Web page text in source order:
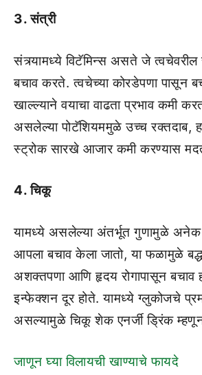
3. संत्री
संत्र्यामध्ये विटॅमिन्स असते जे
बचाव करते. त्वचेच्या कोरडेपणा पासून
खाल्ल्याने वयाचा वाढता प्रभाव कमी
असलेल्या पोटॅशियममुळे उच्च रक्तदाब,
स्ट्रोक सारखे आजार कमी करण्यास
4. चिकू
यामध्ये असलेल्या अंतर्भूत गुणामुळे अनेक
आपला बचाव केला जातो, या फळामुळे
अशक्तपणा आणि हृदय रोगापासून बचाव
इन्फेक्शन दूर होते. यामध्ये ग्लुकोजचे
असल्यामुळे चिकू शेक एनर्जी ड्रिंक
जाणून घ्या विलायची खाण्याचे फायदे